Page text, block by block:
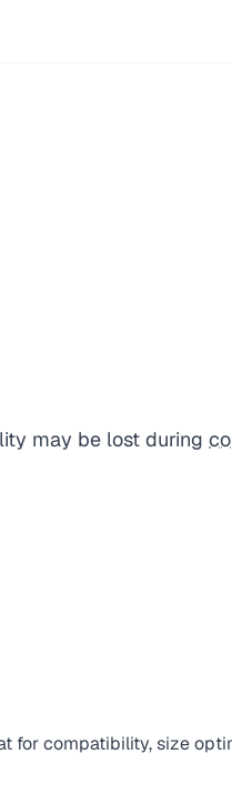
may be lost during
for compatibility, size